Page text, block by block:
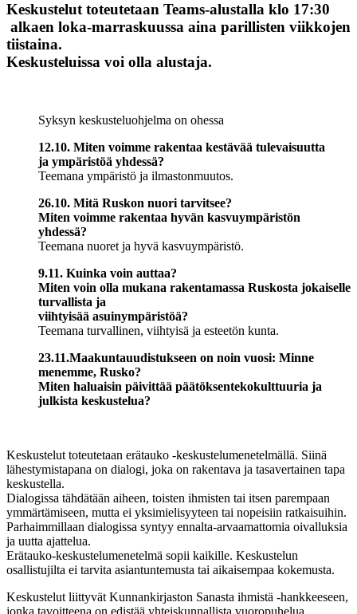
Keskustelut toteutetaan Teams-alustalla klo 17:30
alkaen loka-marraskuussa aina parillisten viikkojen
tiistaina.
Keskusteluissa voi olla alustaja.
Syksyn keskusteluohjelma on ohessa
12.10. Miten voimme rakentaa kestävää tulevaisuutta
ja ympäristöä yhdessä?
Teemana ympäristö ja ilmastonmuutos.
26.10. Mitä Ruskon nuori tarvitsee?
Miten voimme rakentaa hyvän kasvuympäristön
yhdessä?
Teemana nuoret ja hyvä kasvuympäristö.
9.11. Kuinka voin auttaa?
Miten voin olla mukana rakentamassa Ruskosta jokaiselle
turvallista ja
viihtyisää asuinympäristöä?
Teemana turvallinen, viihtyisä ja esteetön kunta.
23.11.Maakuntauudistukseen on noin vuosi: Minne
menemme, Rusko?
Miten haluaisin päivittää päätöksentekokulttuuria ja
julkista keskustelua?
Keskustelut toteutetaan erätauko -keskustelumenetelmällä. Siinä
lähestymistapana on dialogi, joka on rakentava ja tasavertainen tapa
keskustella.
Dialogissa tähdätään aiheen, toisten ihmisten tai itsen parempaan
ymmärtämiseen, mutta ei yksimielisyyteen tai nopeisiin ratkaisuihin.
Parhaimmillaan dialogissa syntyy ennalta-arvaamattomia oivalluksia
ja uutta ajattelua.
Erätauko-keskustelumenetelmä sopii kaikille. Keskustelun
osallistujilta ei tarvita asiantuntemusta tai aikaisempaa kokemusta.
Keskustelut liittyvät Kunnankirjaston Sanasta ihmistä -hankkeeseen,
jonka tavoitteena on edistää yhteiskunnallista vuoropuhelua.